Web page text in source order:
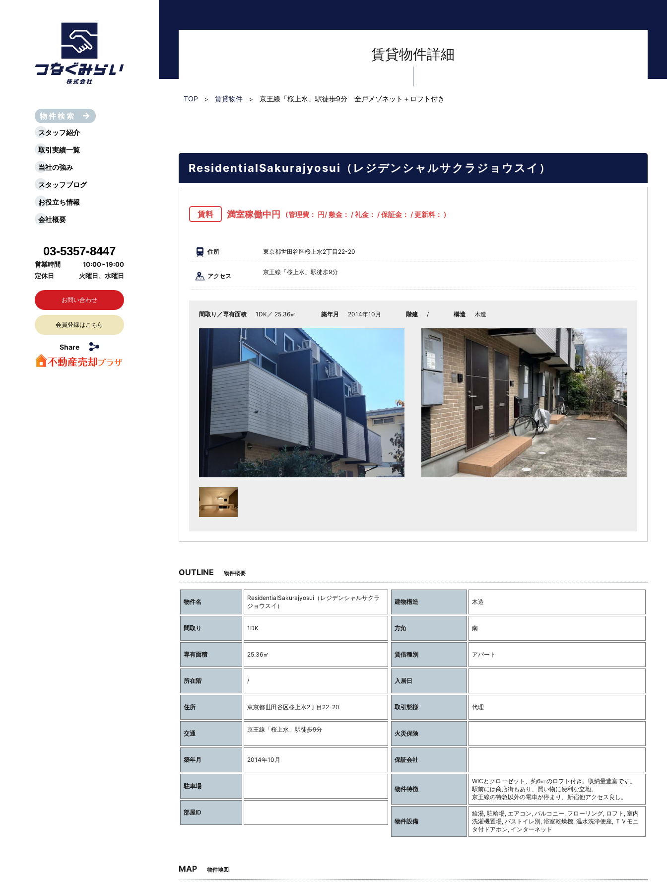
物件検索
スタッフ紹介
取引実績一覧
当社の強み
スタッフブログ
お役立ち情報
会社概要
03-5357-8447
営業時間
10:00~19:00
定休日
火曜日、水曜日
お問い合わせ
会員登録はこちら
Share
賃貸物件詳細
TOP > 賃貸物件 > 京王線「桜上水」駅徒歩9分 全戸メゾネット＋ロフト付き
ResidentialSakurajyosui（レジデンシャルサクラジョウスイ）
賃料 満室稼働中円 (管理費： 円/ 敷金： / 礼金： / 保証金： / 更新料： )
住所 東京都世田谷区桜上水2丁目22-20
アクセス
京王線「桜上水」駅徒歩9分
間取り／専有面積 1DK／ 25.36㎡ 築年月 2014年10月 階建 / 構造 木造
OUTLINE 物件概要
物件名
ResidentialSakurajyosui（レジデンシャルサクラ
ジョウスイ）
間取り 1DK
専有面積 25.36㎡
所在階 /
住所 東京都世田谷区桜上水2丁目22-20
交通
京王線「桜上水」駅徒歩9分
築年月 2014年10月
駐車場
部屋ID
建物構造 木造
方角 南
賃借種別 アパート
入居日
取引態様 代理
火災保険
保証会社
物件特徴
WICとクローゼット、約6㎡のロフト付き。収納量豊富です。
駅前には商店街もあり、買い物に便利な立地。
京王線の特急以外の電車が停まり、新宿他アクセス良し。
物件設備
給湯, 駐輪場, エアコン, バルコニー, フローリング, ロフト, 室内
洗濯機置場, バストイレ別, 浴室乾燥機, 温水洗浄便座, ＴＶモニ
タ付ドアホン, インターネット
MAP 物件地図